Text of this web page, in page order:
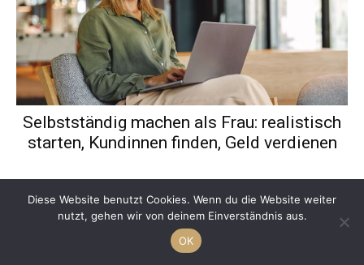
Selbstständig machen als Frau: realistisch
starten, Kundinnen finden, Geld verdienen
Diese Website benutzt Cookies. Wenn du die Website weiter
nutzt, gehen wir von deinem Einverständnis aus.
OK